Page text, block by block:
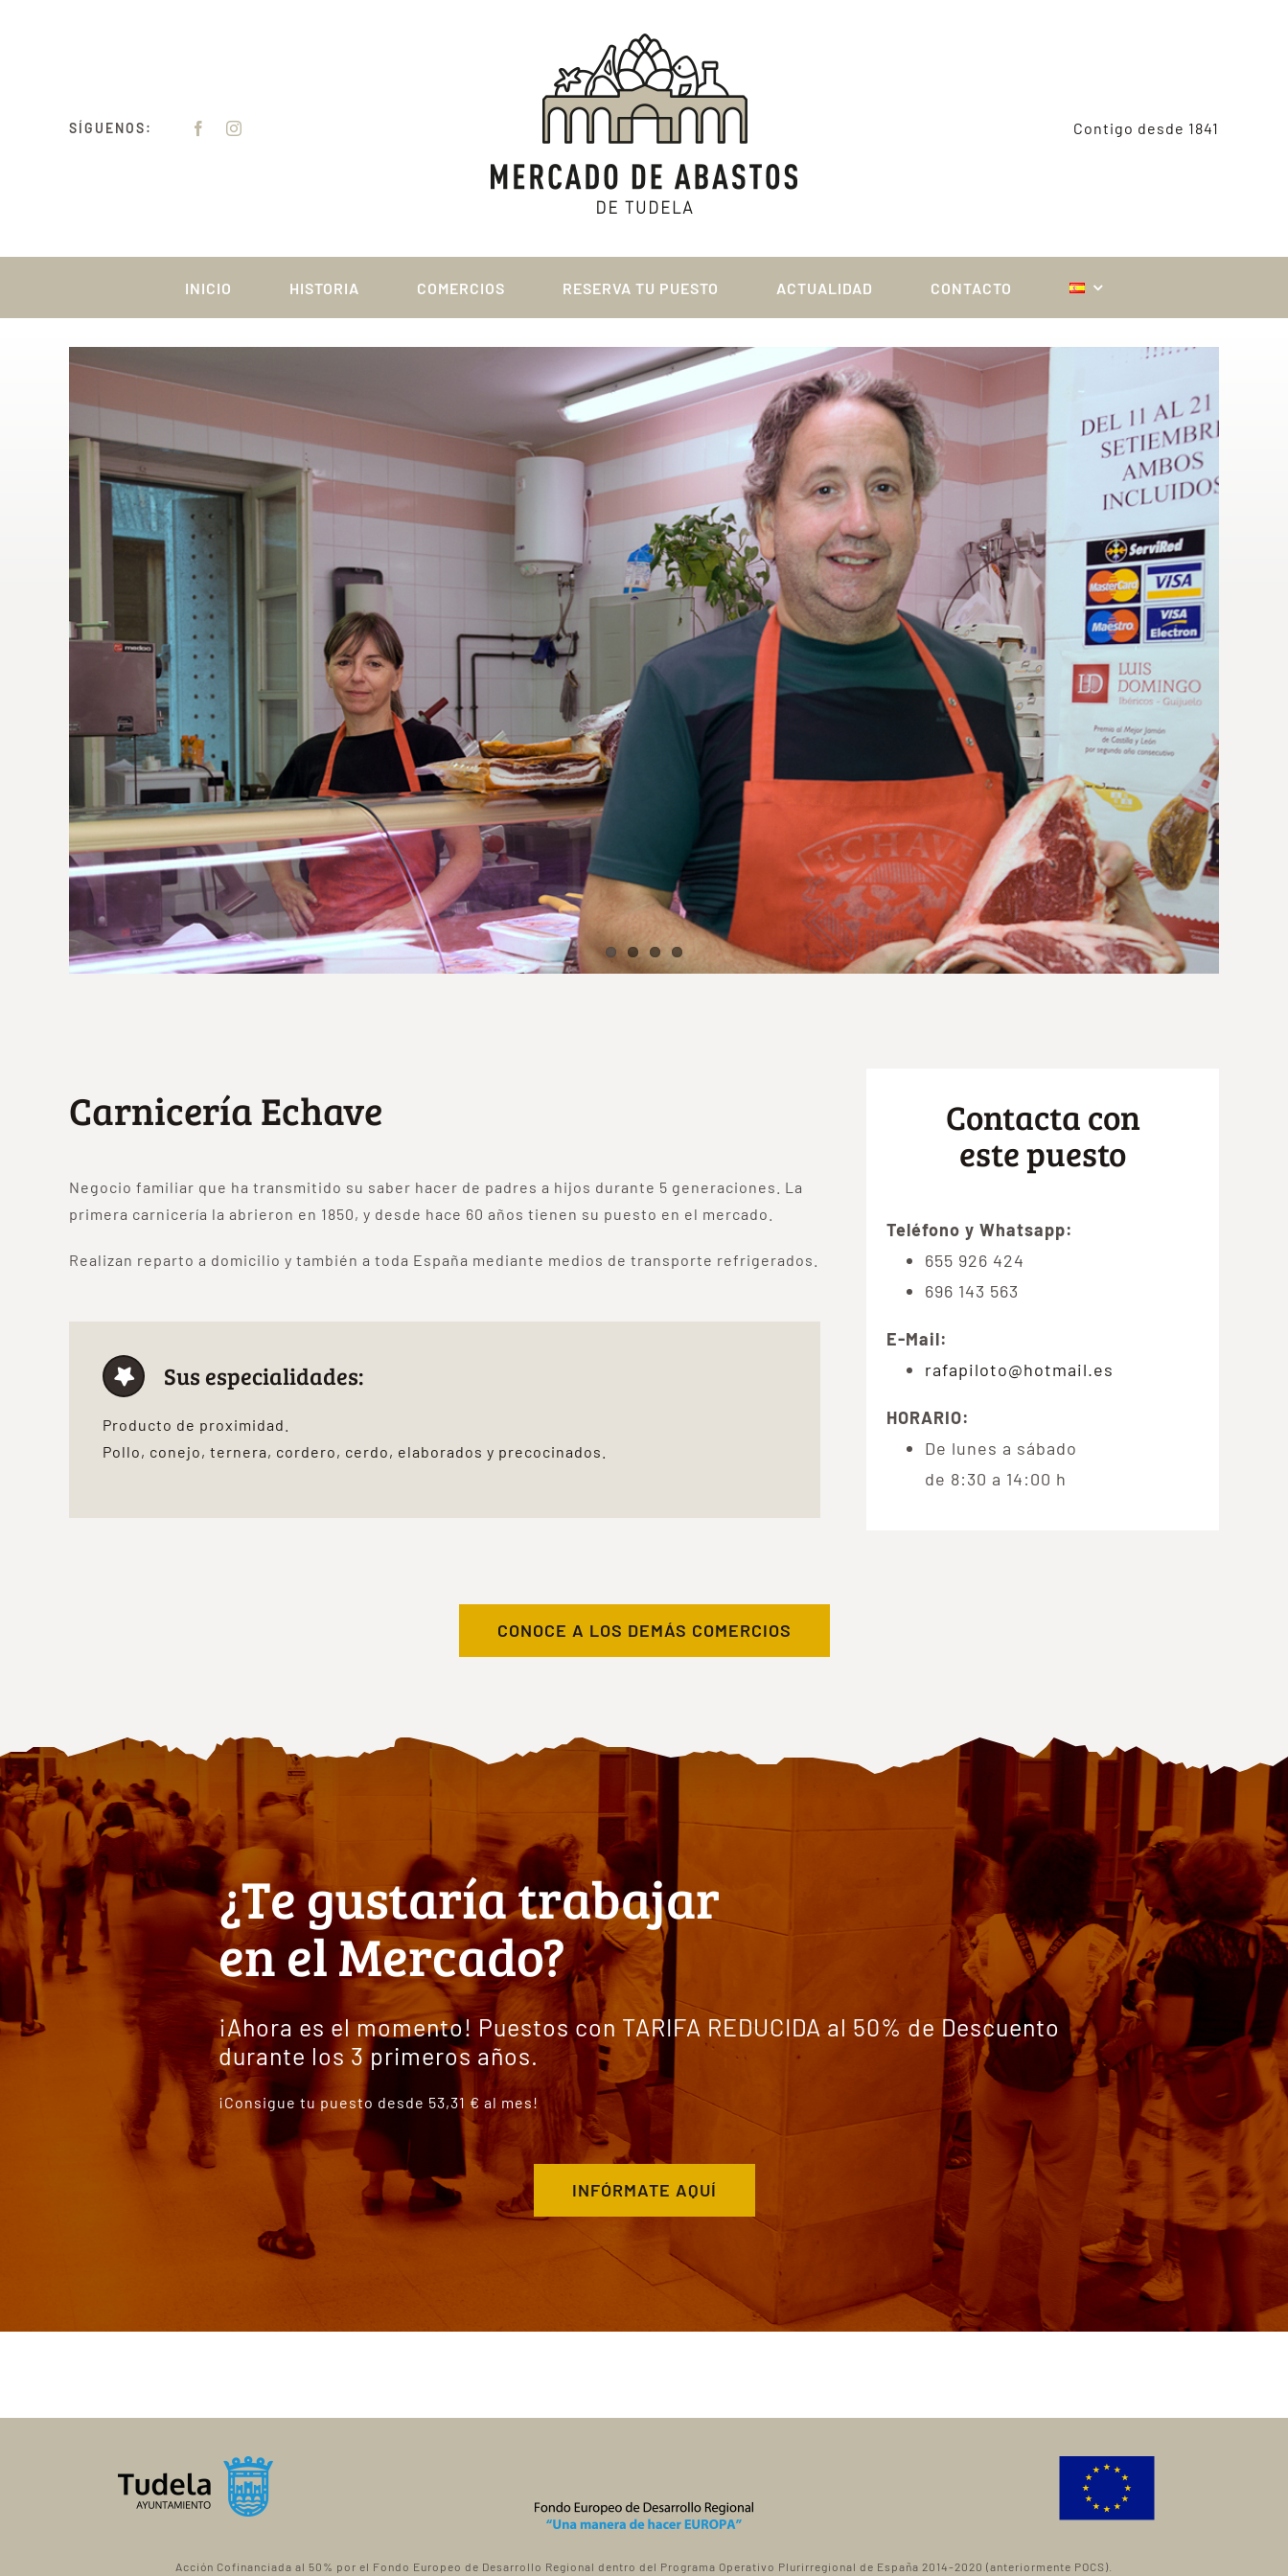
SÍGUENOS: Contigo desde 1841
INICIO HISTORIA COMERCIOS RESERVA TU PUESTO ACTUALIDAD CONTACTO
Carnicería Echave
Negocio familiar que ha transmitido su saber hacer de padres a hijos durante 5 generaciones. La
primera carnicería la abrieron en 1850, y desde hace 60 años tienen su puesto en el mercado.
Realizan reparto a domicilio y también a toda España mediante medios de transporte refrigerados.
Sus especialidades:
Producto de proximidad.
Pollo, conejo, ternera, cordero, cerdo, elaborados y precocinados.
Contacta con
este puesto
Teléfono y Whatsapp:
655 926 424
696 143 563
E-Mail:
rafapiloto@hotmail.es
HORARIO:
De lunes a sábado
de 8:30 a 14:00 h
CONOCE A LOS DEMÁS COMERCIOS
¿Te gustaría trabajar
en el Mercado?
¡Ahora es el momento! Puestos con TARIFA REDUCIDA al 50% de Descuento
durante los 3 primeros años.
¡Consigue tu puesto desde 53,31 € al mes!
INFÓRMATE AQUÍ
Acción Cofinanciada al 50% por el Fondo Europeo de Desarrollo Regional dentro del Programa Operativo Plurirregional de España 2014-2020 (anteriormente POCS).